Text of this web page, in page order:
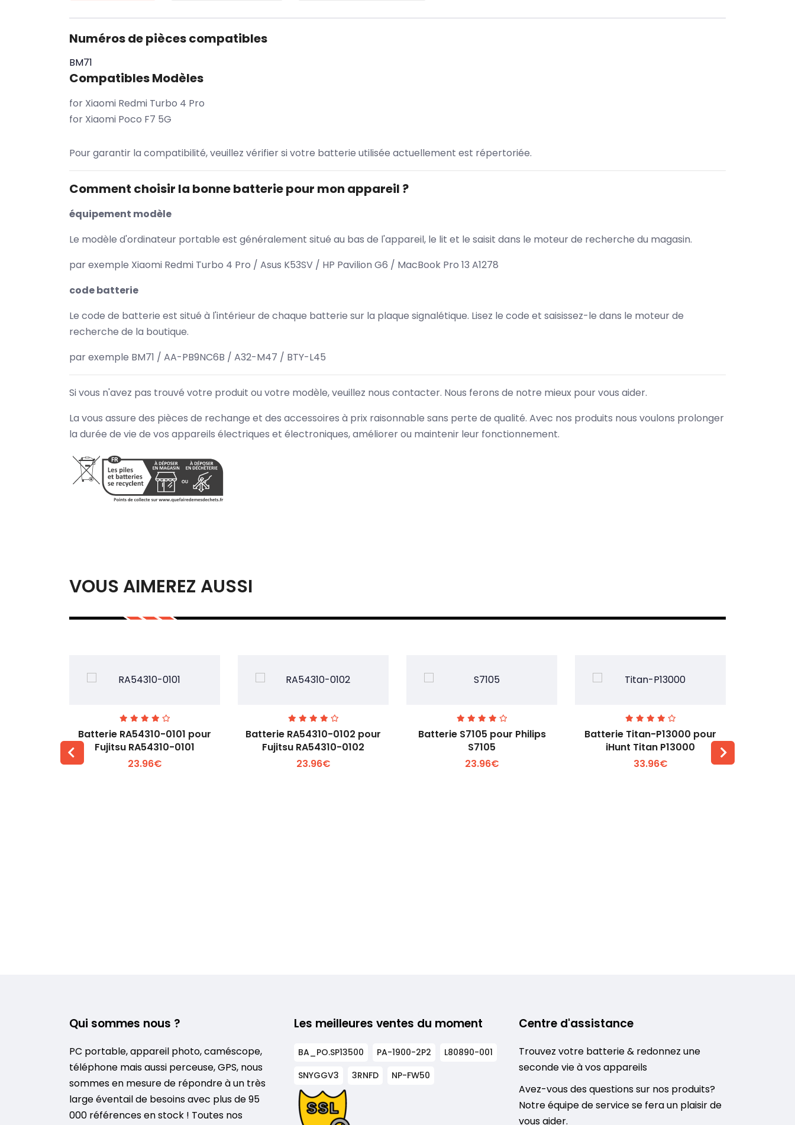
Numéros de pièces compatibles
BM71
Compatibles Modèles
for Xiaomi Redmi Turbo 4 Pro
for Xiaomi Poco F7 5G
Pour garantir la compatibilité, veuillez vérifier si votre batterie utilisée actuellement est répertoriée.
Comment choisir la bonne batterie pour mon appareil ?
équipement modèle
Le modèle d'ordinateur portable est généralement situé au bas de l'appareil, le lit et le saisit dans le moteur de recherche du magasin.
par exemple Xiaomi Redmi Turbo 4 Pro / Asus K53SV / HP Pavilion G6 / MacBook Pro 13 A1278
code batterie
Le code de batterie est situé à l'intérieur de chaque batterie sur la plaque signalétique. Lisez le code et saisissez-le dans le moteur de
recherche de la boutique.
par exemple BM71 / AA-PB9NC6B / A32-M47 / BTY-L45
Si vous n'avez pas trouvé votre produit ou votre modèle, veuillez nous contacter. Nous ferons de notre mieux pour vous aider.
La vous assure des pièces de rechange et des accessoires à prix raisonnable sans perte de qualité. Avec nos produits nous voulons prolonger
la durée de vie de vos appareils électriques et électroniques, améliorer ou maintenir leur fonctionnement.
VOUS AIMEREZ AUSSI
Voir plus +
Batterie RA54310-0101 pour
Fujitsu RA54310-0101
23.96€
Voir plus +
Batterie RA54310-0102 pour
Fujitsu RA54310-0102
23.96€
Voir plus +
Batterie S7105 pour Philips
S7105
23.96€
Voir plus +
Batterie Titan-P13000 pour
iHunt Titan P13000
33.96€
Qui sommes nous ?
PC portable, appareil photo, caméscope,
téléphone mais aussi perceuse, GPS, nous
sommes en mesure de répondre à un très
large éventail de besoins avec plus de 95
000 références en stock ! Toutes nos
Les meilleures ventes du moment
BA_PO.SP13500 PA-1900-2P2
L80890-001
SNYGGV3
3RNFD NP-FW50
Centre d'assistance
Trouvez votre batterie & redonnez une
seconde vie à vos appareils
Avez-vous des questions sur nos produits?
Notre équipe de service se fera un plaisir de
vous aider.